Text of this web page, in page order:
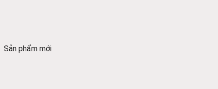
Sản phẩm mới